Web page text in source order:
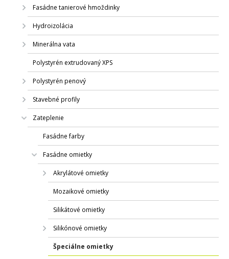
Fasádne tanierové hmoždinky
Hydroizolácia
Minerálna vata
Polystyrén extrudovaný XPS
Polystyrén penový
Stavebné profily
Zateplenie
Fasádne farby
Fasádne omietky
Akrylátové omietky
Mozaikové omietky
Silikátové omietky
Silikónové omietky
Špeciálne omietky